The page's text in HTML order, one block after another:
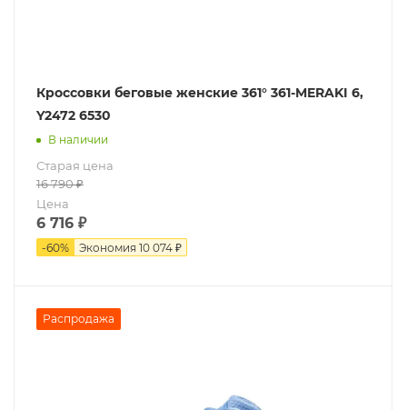
Кроссовки беговые женские 361° 361-MERAKI 6,
Y2472 6530
В наличии
Старая цена
16 790₽
Цена
6 716 ₽
-60% Экономия 10 074 ₽
Распродажа